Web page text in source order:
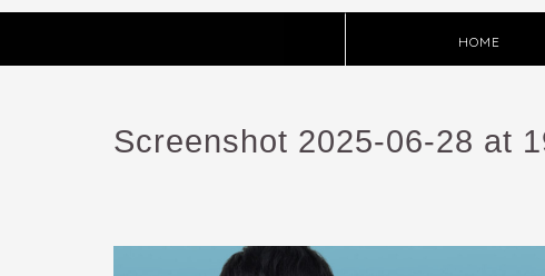
HOME
Screenshot 2025-06-28 at